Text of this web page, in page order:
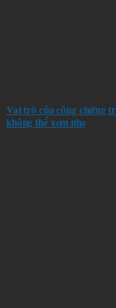
Vai trò của công chứng
không thể xem nhẹ